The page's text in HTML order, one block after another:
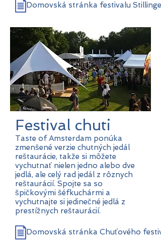
Domovská stránka festivalu
Festival chuti
Taste of Amsterdam ponúka
zmenšené verzie chutných jedál
reštaurácie, takže si môžete
vychutnať nielen jedno alebo dve
jedlá, ale celý rad jedál z rôznych
reštaurácií. Spojte sa so
špičkovými šéfkuchármi a
vychutnajte si jedinečné jedlá z
prestížnych reštaurácií.
Domovská stránka Chuťového